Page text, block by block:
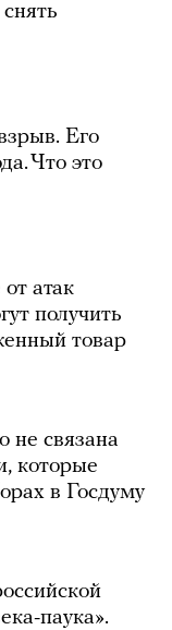
Его
Что это
атак
получить
товар
не связана
которые
в Госдуму
паука».